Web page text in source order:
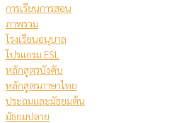
การเรียนการสอน
ภาพรวม
โรงเรียนอนุบาล
โปรแกรม ESL
หลักสูตรบังคับ
หลักสูตรภาษาไทย
ประถมและมัธยมต้น
มัธยมปลาย